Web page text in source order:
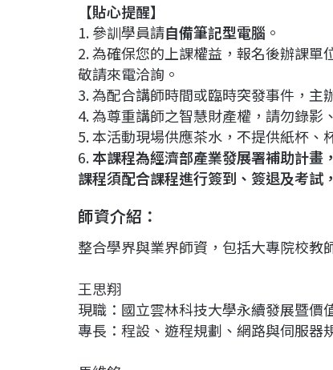
【貼心提醒】
1. 參訓學員請自備筆記型電腦 。
2. 為確保您的上課權益，報名後辦課單
敬請來電洽詢。
3. 為配合講師時間或臨時突發事件，主
4. 為尊重講師之智慧財產權，請勿錄影
5. 本活動現場供應茶水，不提供紙杯、
6.本課程為經濟部產業發展署補助計畫
課程須配合課程進行簽到、簽退及考試
師資介紹：
整合學界與業界師資，包括大專院校教
王思翔
現職：國立雲林科技大學永續發展暨價
專長：程設、遊程規劃、網路與伺服器